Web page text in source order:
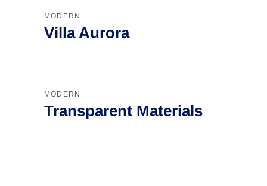
MODERN
Villa Aurora
MODERN
Transparent Materials